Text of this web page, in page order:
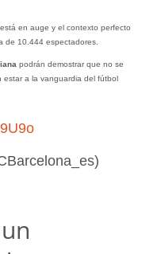
en auge y el contexto perfecto
de 10.444 espectadores.
podrán demostrar que no se
a la vanguardia del fútbol